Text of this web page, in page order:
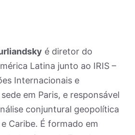
é diretor do
Latina junto ao IRIS –
Internacionais e
em Paris, e responsável
conjuntural geopolítica
Caribe. É formado em